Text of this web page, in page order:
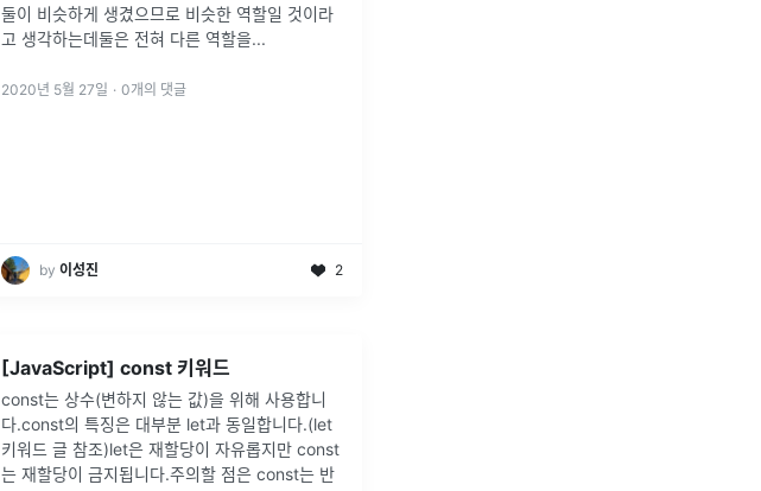
둘이 비슷하게 생겼으므로 비슷한 역할일 것이라
고 생각하는데둘은 전혀 다른 역할을...
2020년 5월 27일 · 0개의 댓글
by 이성진 2
[JavaScript] const 키워드
const는 상수(변하지 않는 값)을 위해 사용합니
다.const의 특징은 대부분 let과 동일합니다.(let
키워드 글 참조)let은 재할당이 자유롭지만 const
는 재할당이 금지됩니다.주의할 점은 const는 반